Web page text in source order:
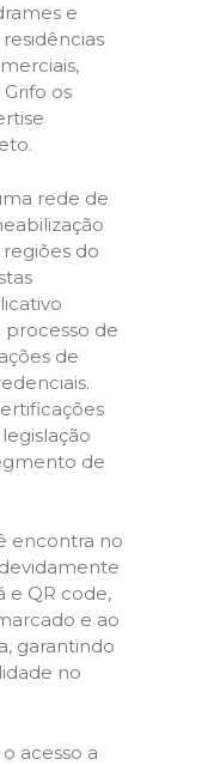
e
os
rede de
do
de
de
de
encontra no
e QR code,
e ao
garantindo
no
acesso a